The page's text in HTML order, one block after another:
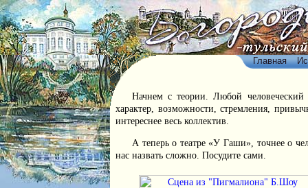
Главная
Начнем с теории. Любой
характер, возможности, стремления,
интереснее весь коллектив.
А теперь о театре «У Гаши», точнее о
нас назвать сложно. Посудите сами.